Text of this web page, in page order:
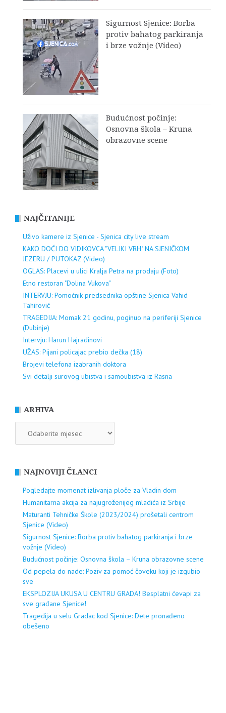
Sigurnost Sjenice: Borba
protiv bahatog parkiranja
i brze vožnje (Video)
Budućnost počinje:
Osnovna škola – Kruna
obrazovne scene
NAJČITANIJE
Uživo kamere iz Sjenice - Sjenica city live stream
KAKO DOĆI DO VIDIKOVCA "VELIKI VRH" NA SJENIČKOM
JEZERU / PUTOKAZ (Video)
OGLAS: Placevi u ulici Kralja Petra na prodaju (Foto)
Etno restoran "Dolina Vukova"
INTERVJU: Pomoćnik predsednika opštine Sjenica Vahid
Tahirović
TRAGEDIJA: Momak 21 godinu, poginuo na periferiji Sjenice
(Dubinje)
Intervju: Harun Hajradinovi
UŽAS: Pijani policajac prebio dečka (18)
Brojevi telefona izabranih doktora
Svi detalji surovog ubistva i samoubistva iz Rasna
ARHIVA
NAJNOVIJI ČLANCI
Pogledajte momenat izlivanja ploče za Vladin dom
Humanitarna akcija za najugroženijeg mladića iz Srbije
Maturanti Tehničke Škole (2023/2024) prošetali centrom
Sjenice (Video)
Sigurnost Sjenice: Borba protiv bahatog parkiranja i brze
vožnje (Video)
Budućnost počinje: Osnovna škola – Kruna obrazovne scene
Od pepela do nade: Poziv za pomoć čoveku koji je izgubio
sve
EKSPLOZIJA UKUSA U CENTRU GRADA! Besplatni ćevapi za
sve građane Sjenice!
Tragedija u selu Gradac kod Sjenice: Dete pronađeno
obešeno